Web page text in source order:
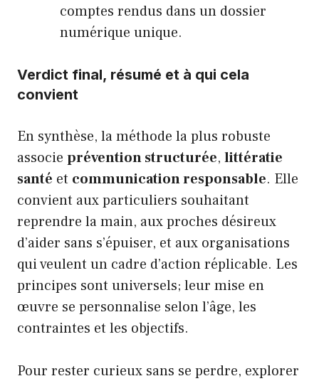
comptes rendus dans un dossier
numérique unique.
Verdict final, résumé et à qui cela
convient
En synthèse, la méthode la plus robuste
associe prévention structurée, littératie
santé et communication responsable. Elle
convient aux particuliers souhaitant
reprendre la main, aux proches désireux
d’aider sans s’épuiser, et aux organisations
qui veulent un cadre d’action réplicable. Les
principes sont universels; leur mise en
œuvre se personnalise selon l’âge, les
contraintes et les objectifs.
Pour rester curieux sans se perdre, explorer